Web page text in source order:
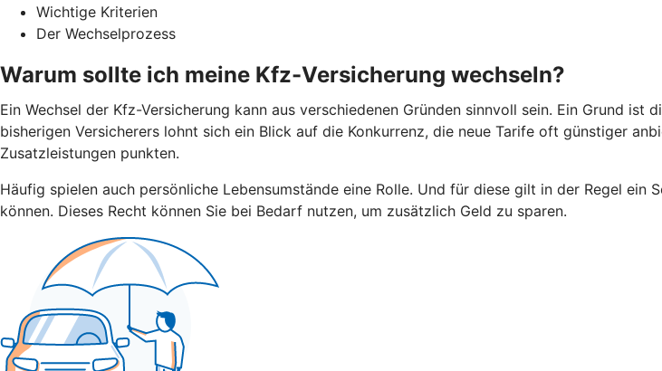
Wichtige Kriterien
Der Wechselprozess
Warum sollte ich meine Kfz-Versicherung wechseln?
Ein Wechsel der Kfz-Versicherung kann aus verschiedenen Gründen sinnvoll sein. Ein Grund ist
bisherigen Versicherers lohnt sich ein Blick auf die Konkurrenz, die neue Tarife oft günstiger
Zusatzleistungen punkten.
Häufig spielen auch persönliche Lebensumstände eine Rolle. Und für diese gilt in der Regel
können. Dieses Recht können Sie bei Bedarf nutzen, um zusätzlich Geld zu sparen.